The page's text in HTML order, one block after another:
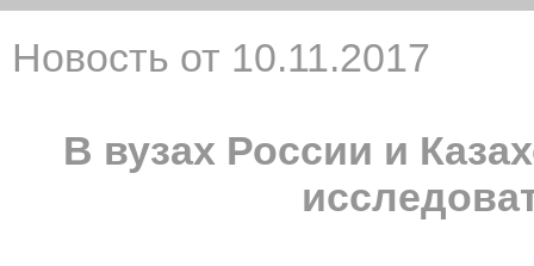
Новость от 10.11.2017
В вузах России и